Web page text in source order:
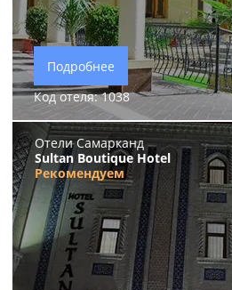
Подробнее
Код отеля: 1038
Отели Самарканд
Sultan Boutique Hotel
Рекомендуем